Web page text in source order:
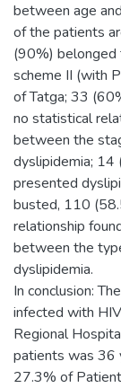
between age
of the patients
(90%)
scheme II (with
of Tatga; 33
no statistical
between the
dyslipidemia; 14
presented
busted, 110
relationship
between the
dyslipidemia.
In conclusion:
infected with
Regional
patients was 36
27.3% of